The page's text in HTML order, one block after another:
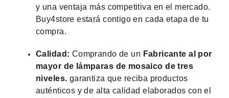
y una ventaja más competitiva en el mercado.
Buy4store estará contigo en cada etapa de tu
compra.
Calidad: Comprando de un Fabricante al por
mayor de lámparas de mosaico de tres
niveles. garantiza que reciba productos
auténticos y de alta calidad elaborados con el